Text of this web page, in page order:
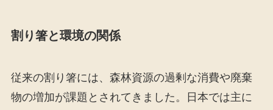
割り箸と環境の関係
従来の割り箸には、森林資源の過剰な消費や廃棄
物の増加が課題とされてきました。日本では主に